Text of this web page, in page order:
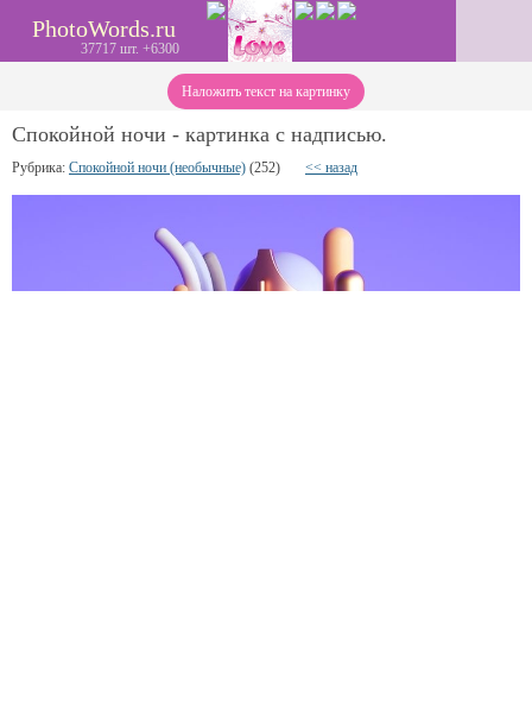
PhotoWords.ru
37717 шт. +6300
Наложить текст на картинку
Спокойной ночи - картинка с надписью.
Рубрика: Спокойной ночи (необычные) (252) << назад